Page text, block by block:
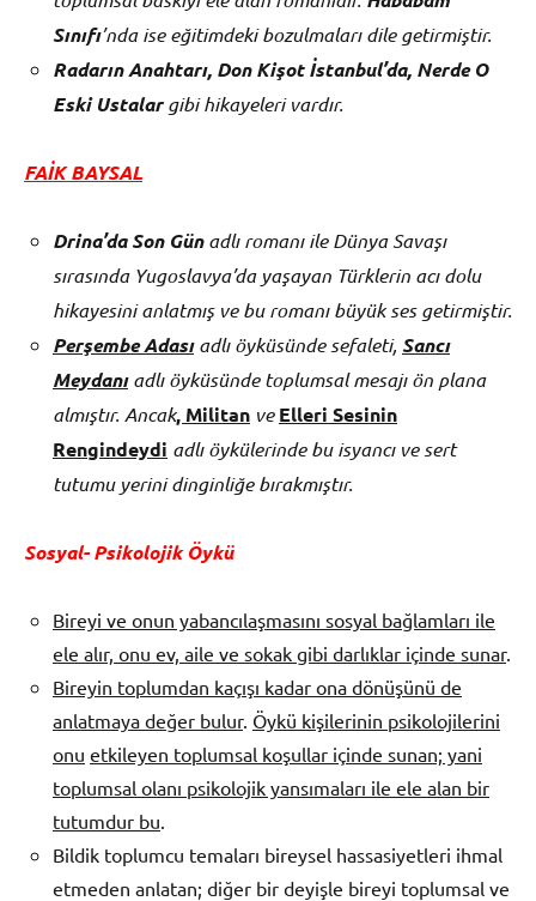
Sınıfı’nda ise eğitimdeki bozulmaları dile getirmiştir.
Radarın Anahtarı, Don Kişot İstanbul’da, Nerde O
Eski Ustalargibi hikayeleri vardır.
FAİK BAYSAL
Drina’da Son Günadlı romanı ile Dünya Savaşı
sırasında Yugoslavya’da yaşayan Türklerin acı dolu
hikayesini anlatmış ve bu romanı büyük ses getirmiştir.
Perşembe Adasıadlı öyküsünde sefaleti, Sancı
Meydanıadlı öyküsünde toplumsal mesajı ön plana
almıştır. Ancak, Militan veElleri Sesinin
Rengindeydi adlı öykülerinde bu isyancı ve sert
tutumu yerini dinginliğe bırakmıştır.
Sosyal- Psikolojik Öykü
Bireyi ve onun yabancılaşmasını sosyal bağlamları ile
ele alır, onu ev, aile ve sokak gibi darlıklar içinde sunar.
Bireyin toplumdan kaçışı kadar ona dönüşünü de
anlatmaya değer bulur. Öykü kişilerinin psikolojilerini
onu etkileyen toplumsal koşullar içinde sunan; yani
toplumsal olanı psikolojik yansımaları ile ele alan bir
tutumdur bu
Bildik toplumcu temaları bireysel hassasiyetleri ihmal
etmeden anlatan; diğer bir deyişle bireyi toplumsal ve